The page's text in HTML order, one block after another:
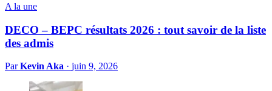
A la une
DECO – BEPC résultats 2026 : tout savoir de la liste
des admis
ParKevin Aka · juin 9, 2026